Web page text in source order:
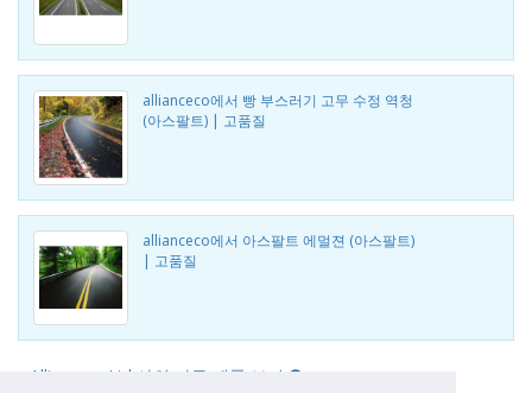
allianceco에서 빵 부스러기 고무 수정 역청
(아스팔트) | 고품질
allianceco에서 아스팔트 에멀젼 (아스팔트)
| 고품질
Allianceco Ltd 사의 다른 제품 보기